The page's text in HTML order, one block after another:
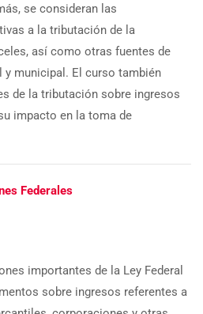
se consideran las
a la tributación de la
así como otras fuentes de
y municipal. El curso también
de la tributación sobre ingresos
impacto en la toma de
Federales
importantes de la Ley Federal
sobre ingresos referentes a